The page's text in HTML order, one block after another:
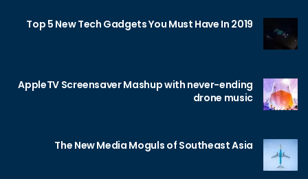
Top 5 New Tech Gadgets You Must Have In 2019
AppleTV Screensaver Mashup with never-ending
drone music
The New Media Moguls of Southeast Asia